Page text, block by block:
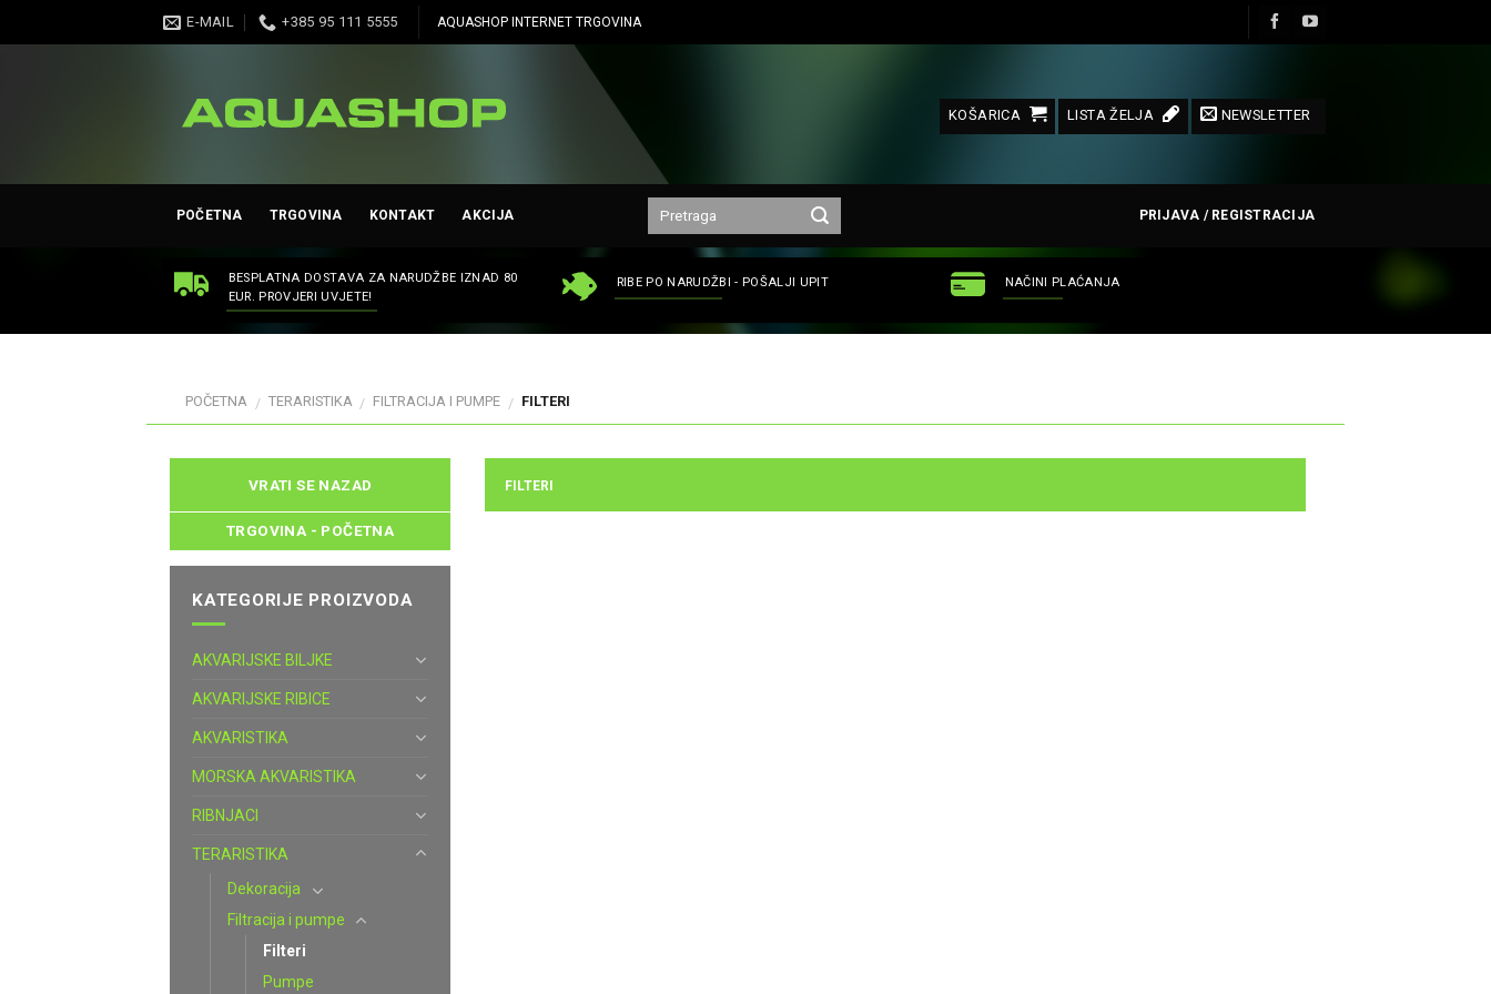
to
E-MAIL +385 95 111 5555 AQUASHOP INTERNET TRGOVINA
KOŠARICA LISTA ŽELJA NEWSLETTER
POČETNA TRGOVINA KONTAKT AKCIJA PRIJAVA / REGISTRACIJA
BESPLATNA DOSTAVA ZA NARUDŽBE IZNAD 80
EUR. PROVJERI UVJETE!
RIBE PO NARUDŽBI - POŠALJI UPIT NAČINI PLAĆANJA
POČETNA / TERARISTIKA / FILTRACIJA I PUMPE / FILTERI
TRGOVINA - POČETNA
KATEGORIJE PROIZVODA
AKVARIJSKE BILJKE
AKVARIJSKE RIBICE
AKVARISTIKA
MORSKA AKVARISTIKA
RIBNJACI
TERARISTIKA
Dekoracija
Filtracija i pumpe
Filteri
Pumpe
FILTERI